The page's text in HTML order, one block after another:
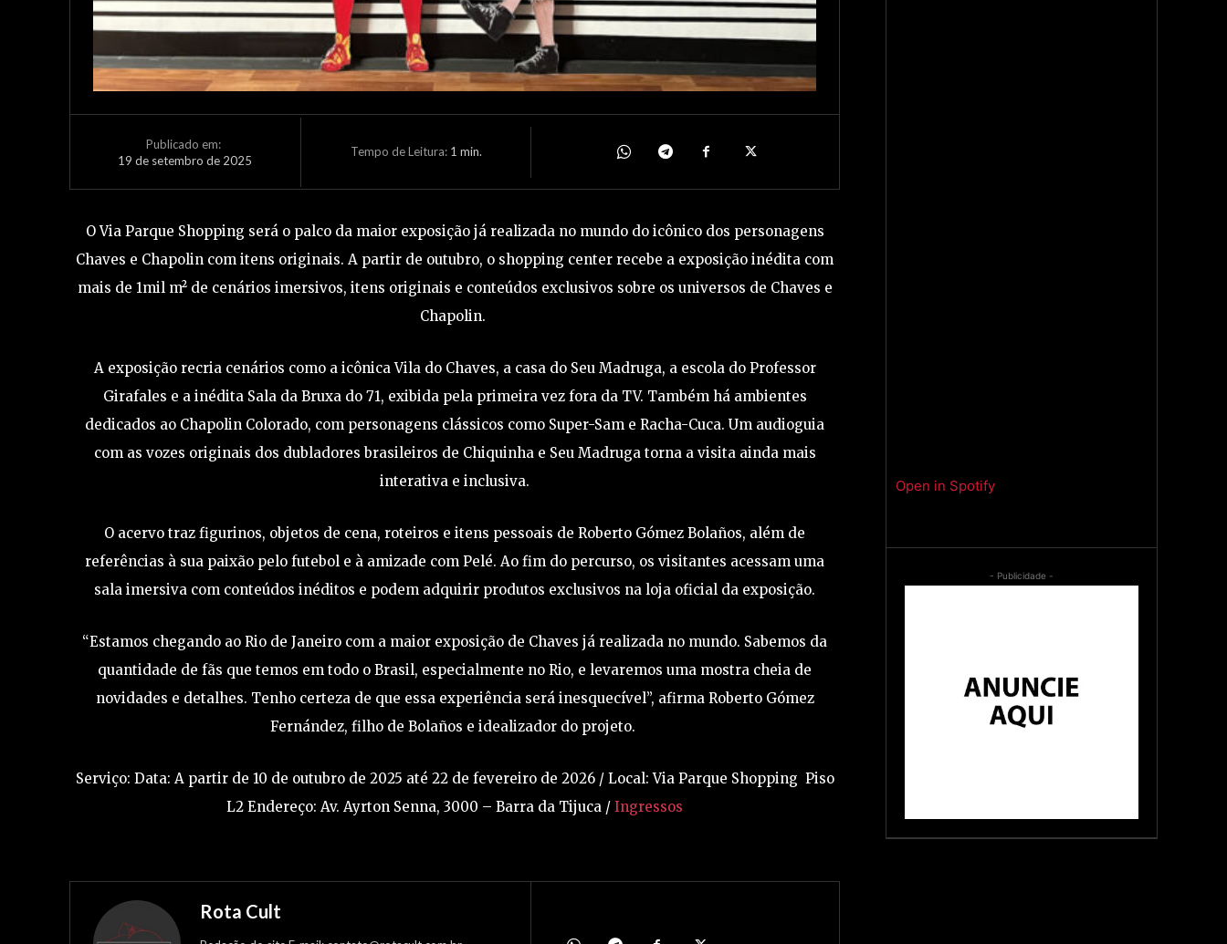
Publicado em:
19 de setembro de 2025
Tempo de Leitura: 1 min.
O Via Parque Shopping será o palco da maior exposição já realizada no mundo do icônico dos personagens
Chaves e Chapolin com itens originais. A partir de outubro, o shopping center recebe a exposição inédita com
mais de 1mil m² de cenários imersivos, itens originais e conteúdos exclusivos sobre os universos de Chaves e
Chapolin.
A exposição recria cenários como a icônica Vila do Chaves, a casa do Seu Madruga, a escola do Professor
Girafales e a inédita Sala da Bruxa do 71, exibida pela primeira vez fora da TV. Também há ambientes
dedicados ao Chapolin Colorado, com personagens clássicos como Super-Sam e Racha-Cuca. Um audioguia
com as vozes originais dos dubladores brasileiros de Chiquinha e Seu Madruga torna a visita ainda mais
interativa e inclusiva.
O acervo traz figurinos, objetos de cena, roteiros e itens pessoais de Roberto Gómez Bolaños, além de
referências à sua paixão pelo futebol e à amizade com Pelé. Ao fim do percurso, os visitantes acessam uma
sala imersiva com conteúdos inéditos e podem adquirir produtos exclusivos na loja oficial da exposição.
“Estamos chegando ao Rio de Janeiro com a maior exposição de Chaves já realizada no mundo. Sabemos da
quantidade de fãs que temos em todo o Brasil, especialmente no Rio, e levaremos uma mostra cheia de
novidades e detalhes. Tenho certeza de que essa experiência será inesquecível”, afirma Roberto Gómez
Fernández, filho de Bolaños e idealizador do projeto.
Serviço: Data: A partir de 10 de outubro de 2025 até 22 de fevereiro de 2026 / Local: Via Parque Shopping Piso
L2 Endereço: Av. Ayrton Senna, 3000 – Barra da Tijuca /Ingressos
Rota Cult
Open in Spotify
- Publicidade -